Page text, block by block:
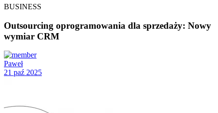
BUSINESS
Outsourcing oprogramowania dla sprzedaży: Nowy
wymiar CRM
Paweł
21 paź 2025